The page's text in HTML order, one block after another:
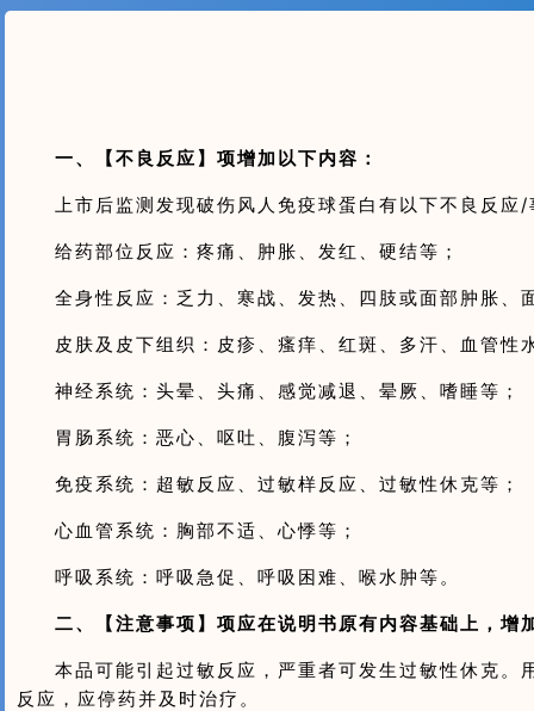
一、【不良反应】项增加以下内容：
上市后监测发现破伤风人免疫球蛋白有以下不良反应
给药部位反应：疼痛、肿胀、发红、硬结等；
全身性反应：乏力、寒战、发热、四肢或面部肿胀、
皮肤及皮下组织：皮疹、瘙痒、红斑、多汗、血管性
神经系统：头晕、头痛、感觉减退、晕厥、嗜睡等；
胃肠系统：恶心、呕吐、腹泻等；
免疫系统：超敏反应、过敏样反应、过敏性休克等；
心血管系统：胸部不适、心悸等；
呼吸系统：呼吸急促、呼吸困难、喉水肿等。
二、【注意事项】项应在说明书原有内容基础上，增
本品可能引起过敏反应，严重者可发生过敏性休克
反应，应停药并及时治疗。